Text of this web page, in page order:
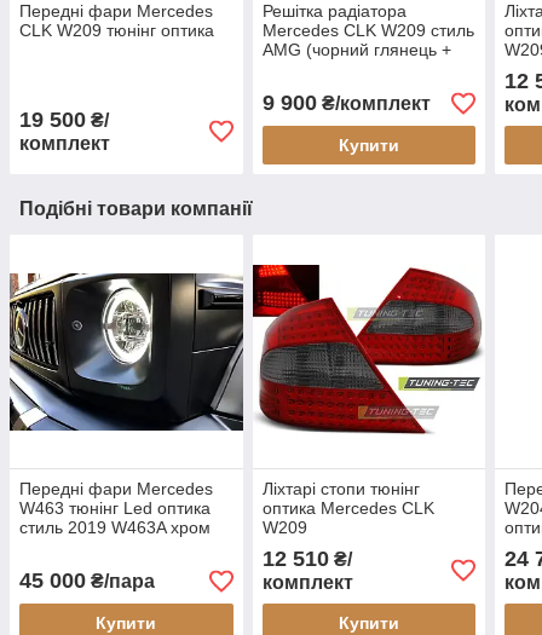
Передні фари Mercedes
CLK W209 тюнінг оптика
19 500 ₴/
комплект
Решітка радіатора
Mercedes CLK W209 стиль
AMG (чорний глянець +
9 900₴/комплект
Купити
12
Подібні товари компанії
Передні фари Mercedes
W463 тюнінг Led оптика
стиль 2019 W463A хром
45 000 ₴/пара
Купити
Ліхтарі стопи тюнінг
оптика Mercedes CLK
W209
12 510₴/
комплект
Купити
24